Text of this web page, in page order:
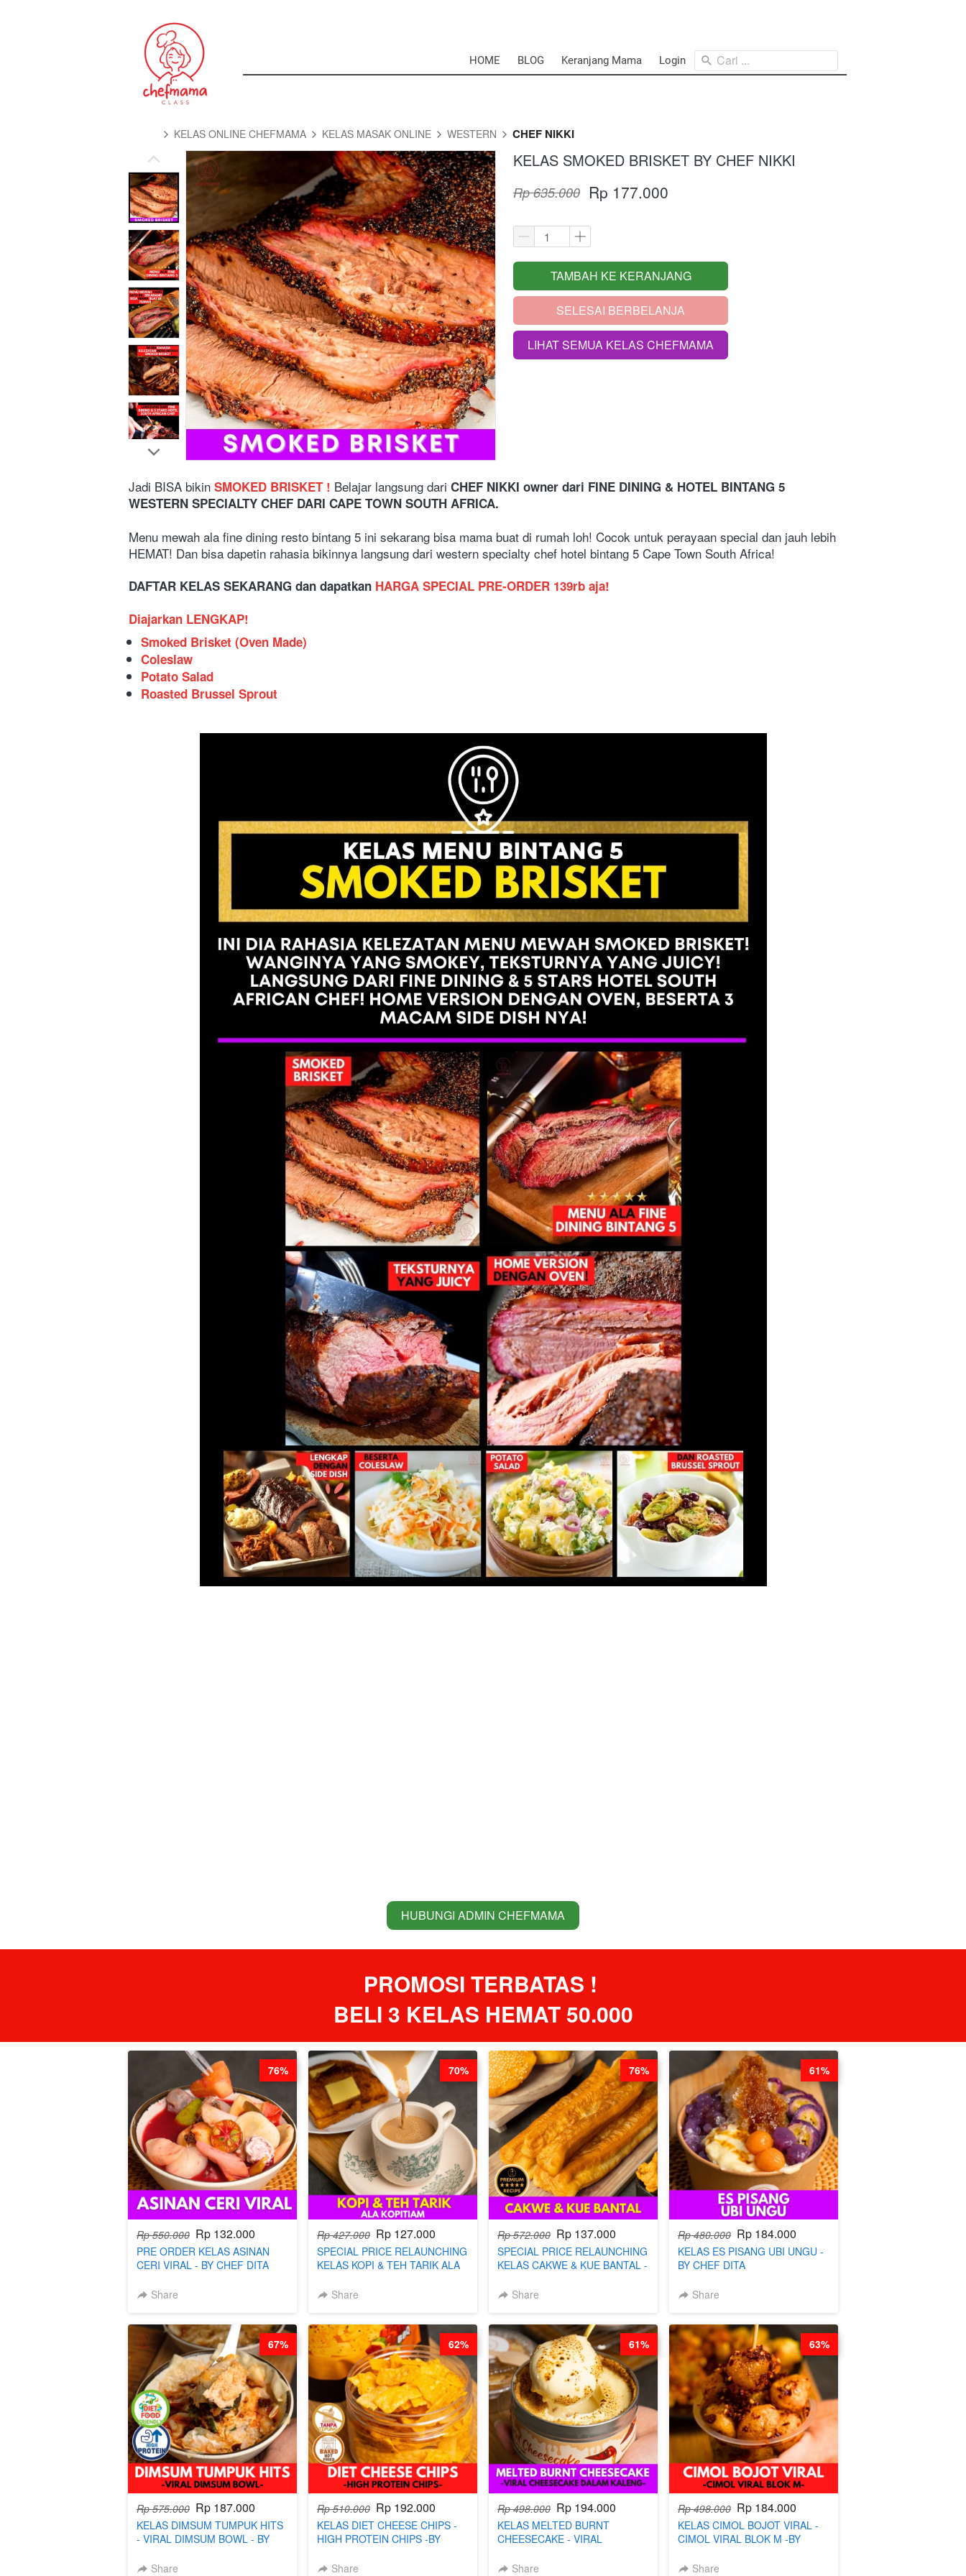
HOME BLOG Keranjang Mama Login Cari ...
KELAS ONLINE CHEFMAMA KELAS MASAK ONLINE WESTERN CHEF NIKKI
KELAS SMOKED BRISKET BY CHEF NIKKI
Rp 635.000 Rp 177.000
`
TAMBAH KE KERANJANG
`SELESAI BERBELANJA
`LIHAT SEMUA KELAS CHEFMAMA
Jadi BISA bikin SMOKED BRISKET ! Belajar langsung dari CHEF NIKKI owner dari FINE DINING & HOTEL BINTANG 5
WESTERN SPECIALTY CHEF DARI CAPE TOWN SOUTH AFRICA.
Menu mewah ala fine dining resto bintang 5 ini sekarang bisa mama buat di rumah loh! Cocok untuk perayaan special dan jauh lebih
HEMAT! Dan bisa dapetin rahasia bikinnya langsung dari western specialty chef hotel bintang 5 Cape Town South Africa!
DAFTAR KELAS SEKARANG dan dapatkan HARGA SPECIAL PRE-ORDER 139rb aja!
Diajarkan LENGKAP!
Smoked Brisket (Oven Made)
Coleslaw
Potato Salad
Roasted Brussel Sprout
`HUBUNGI ADMIN CHEFMAMA
PROMOSI TERBATAS !
BELI 3 KELAS HEMAT 50.000
Rp 550.000 Rp 132.000
PRE ORDER KELAS ASINAN
CERI VIRAL - BY CHEF DITA
Share
76%
Rp 427.000 Rp 127.000
SPECIAL PRICE RELAUNCHING
KELAS KOPI & TEH TARIK ALA
ARISUDANA (TANGGAL 04 AGS
Share
70%
Rp 572.000 Rp 137.000
SPECIAL PRICE RELAUNCHING
KELAS CAKWE & KUE BANTAL -
AGS HARGA NAIK! )
Share
76%
Rp 480.000 Rp 184.000
KELAS ES PISANG UBI UNGU -
BY CHEF DITA
Share
61%
Rp 575.000 Rp 187.000
KELAS DIMSUM TUMPUK HITS
- VIRAL DIMSUM BOWL - BY
Share
67%
Rp 510.000 Rp 192.000
KELAS DIET CHEESE CHIPS -
HIGH PROTEIN CHIPS -BY
Share
62%
Rp 498.000 Rp 194.000
KELAS MELTED BURNT
CHEESECAKE - VIRAL
BY CHEF DITA
Share
61%
Rp 498.000 Rp 184.000
KELAS CIMOL BOJOT VIRAL -
CIMOL VIRAL BLOK M -BY
Share
63%